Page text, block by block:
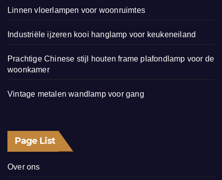
Linnen vloerlampen voor woonruimtes
Industriële ijzeren kooi hanglamp voor keukeneiland
Prachtige Chinese stijl houten frame plafondlamp voor de
woonkamer
Vintage metalen wandlamp voor gang
Page List
Over ons